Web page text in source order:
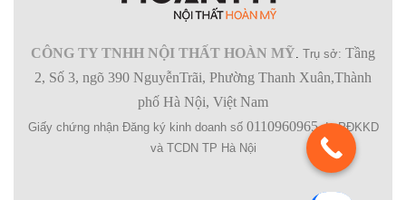
CÔNG TY TNHH NỘI THẤT HOÀN MỸ Trụ sở: Tầng
2, Số 3, ngõ 390 NguyễnTrãi, Phường Thanh Xuân,Thành
phố Hà Nội, Việt Nam
Giấy chứng nhận Đăng ký kinh doanh số 0110960965do PĐKKD
và TCDN TP Hà Nội